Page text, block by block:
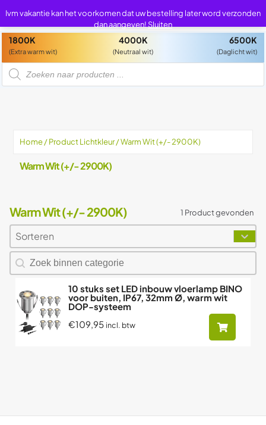
1800K
(Extra warm wit)
4000K
(Neutraal wit)
6500K
(Daglicht wit)
P
d
Home/ Product Lichtkleur / Warm Wit (+/- 2900K)
Warm Wit (+/- 2900K)
Warm Wit (+/- 2900K) 1 Product gevonden
Sorteren
Sort content
Zoeken naar producten
Search content
10 stuks set LED inbouw vloerlamp BINO
voor buiten, IP67, 32mm Ø, warm wit
DOP-systeem
€109,95 incl. btw
Ivm vakantie kan het voorkomen dat uw bestelling later word verzonden
dan aangeven! Sluiten